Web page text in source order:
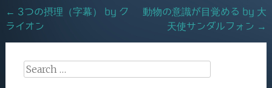
k
Post
navigation
← 3つの摂理（字幕） by ク
ライオン
動物の意識が目覚める by 大
天使サンダルフォン →
Search